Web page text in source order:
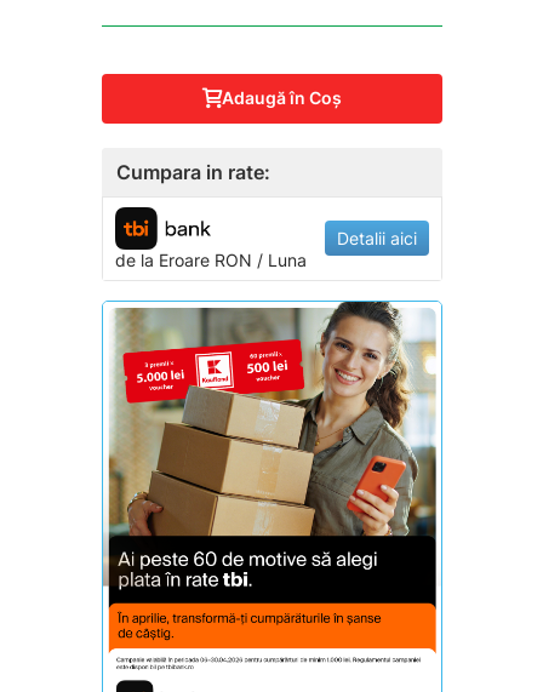
Adaugă în Coş
Cumpara in rate:
de la EroareRON / Luna
Detalii aici